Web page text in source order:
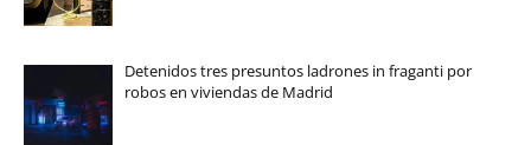
Detenidos tres presuntos ladrones in fraganti por
robos en viviendas de Madrid